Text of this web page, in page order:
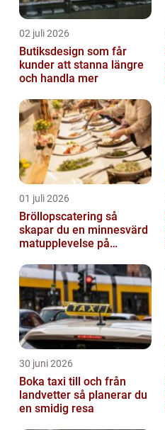
02 juli 2026
Butiksdesign som får
kunder att stanna längre
och handla mer
01 juli 2026
Bröllopscatering så
skapar du en minnesvärd
matupplevelse på
30 juni 2026
Boka taxi till och från
landvetter så planerar du
en smidig resa